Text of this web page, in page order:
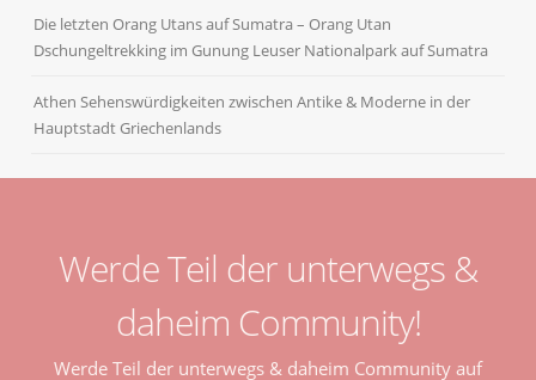
Die letzten Orang Utans auf Sumatra – Orang Utan
Dschungeltrekking im Gunung Leuser Nationalpark auf Sumatra
Athen Sehenswürdigkeiten zwischen Antike & Moderne in der
Hauptstadt Griechenlands
Werde Teil der unterwegs &
daheim Community!
Werde Teil der unterwegs & daheim Community auf